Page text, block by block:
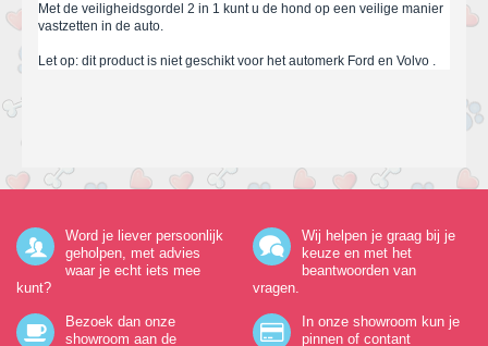
Met de veiligheidsgordel 2 in 1 kunt u de hond op een veilige manier
vastzetten in de auto.
Let op: dit product is niet geschikt voor het automerk Ford en Volvo .
Word je liever persoonlijk
geholpen, met advies
waar je echt iets mee
kunt?
Wij helpen je graag bij je
keuze en met het
beantwoorden van
vragen.
Bezoek dan onze
showroom aan de
In onze showroom kun je
pinnen of contant